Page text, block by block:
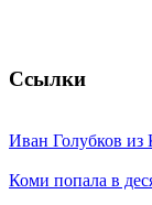
Ссылки
Иван Голубков из
Коми попала в